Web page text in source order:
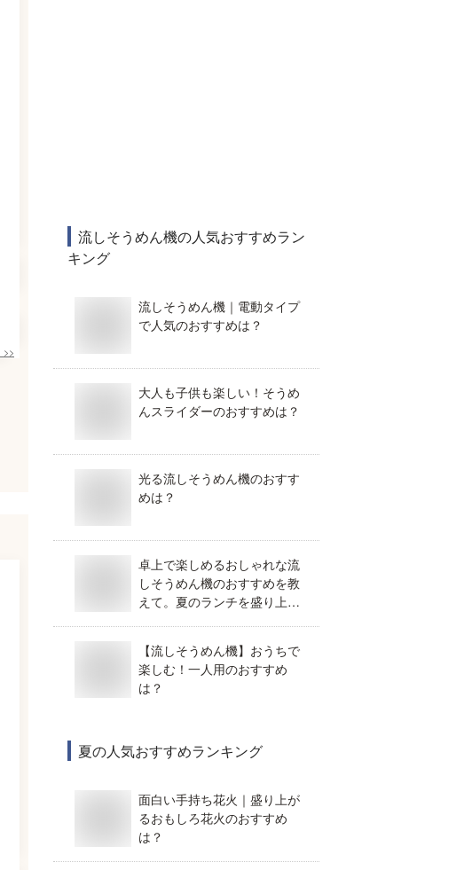
>>
流しそうめん機の人気おすすめラン
キング
流しそうめん機｜電動タイプ
で人気のおすすめは？
大人も子供も楽しい！そうめ
んスライダーのおすすめは？
光る流しそうめん機のおすす
めは？
卓上で楽しめるおしゃれな流
しそうめん機のおすすめを教
えて。夏のランチを盛り上げ
【流しそうめん機】おうちで
楽しむ！一人用のおすすめ
は？
夏の人気おすすめランキング
面白い手持ち花火｜盛り上が
るおもしろ花火のおすすめ
は？